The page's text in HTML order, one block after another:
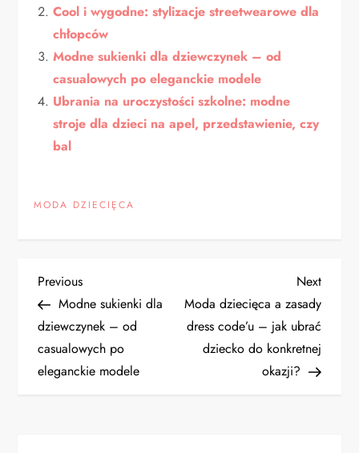
Cool i wygodne: stylizacje streetwearowe dla
chłopców
Modne sukienki dla dziewczynek – od
casualowych po eleganckie modele
Ubrania na uroczystości szkolne: modne
stroje dla dzieci na apel, przedstawienie, czy
bal
MODA DZIECIĘCA
N
a
w
Previous
Post
Previous
Modne sukienki dla
dziewczynek – od
casualowych po
eleganckie modele
Next
Post
Next
Moda dziecięca a zasady
dress code’u – jak ubrać
dziecko do konkretnej
okazji?